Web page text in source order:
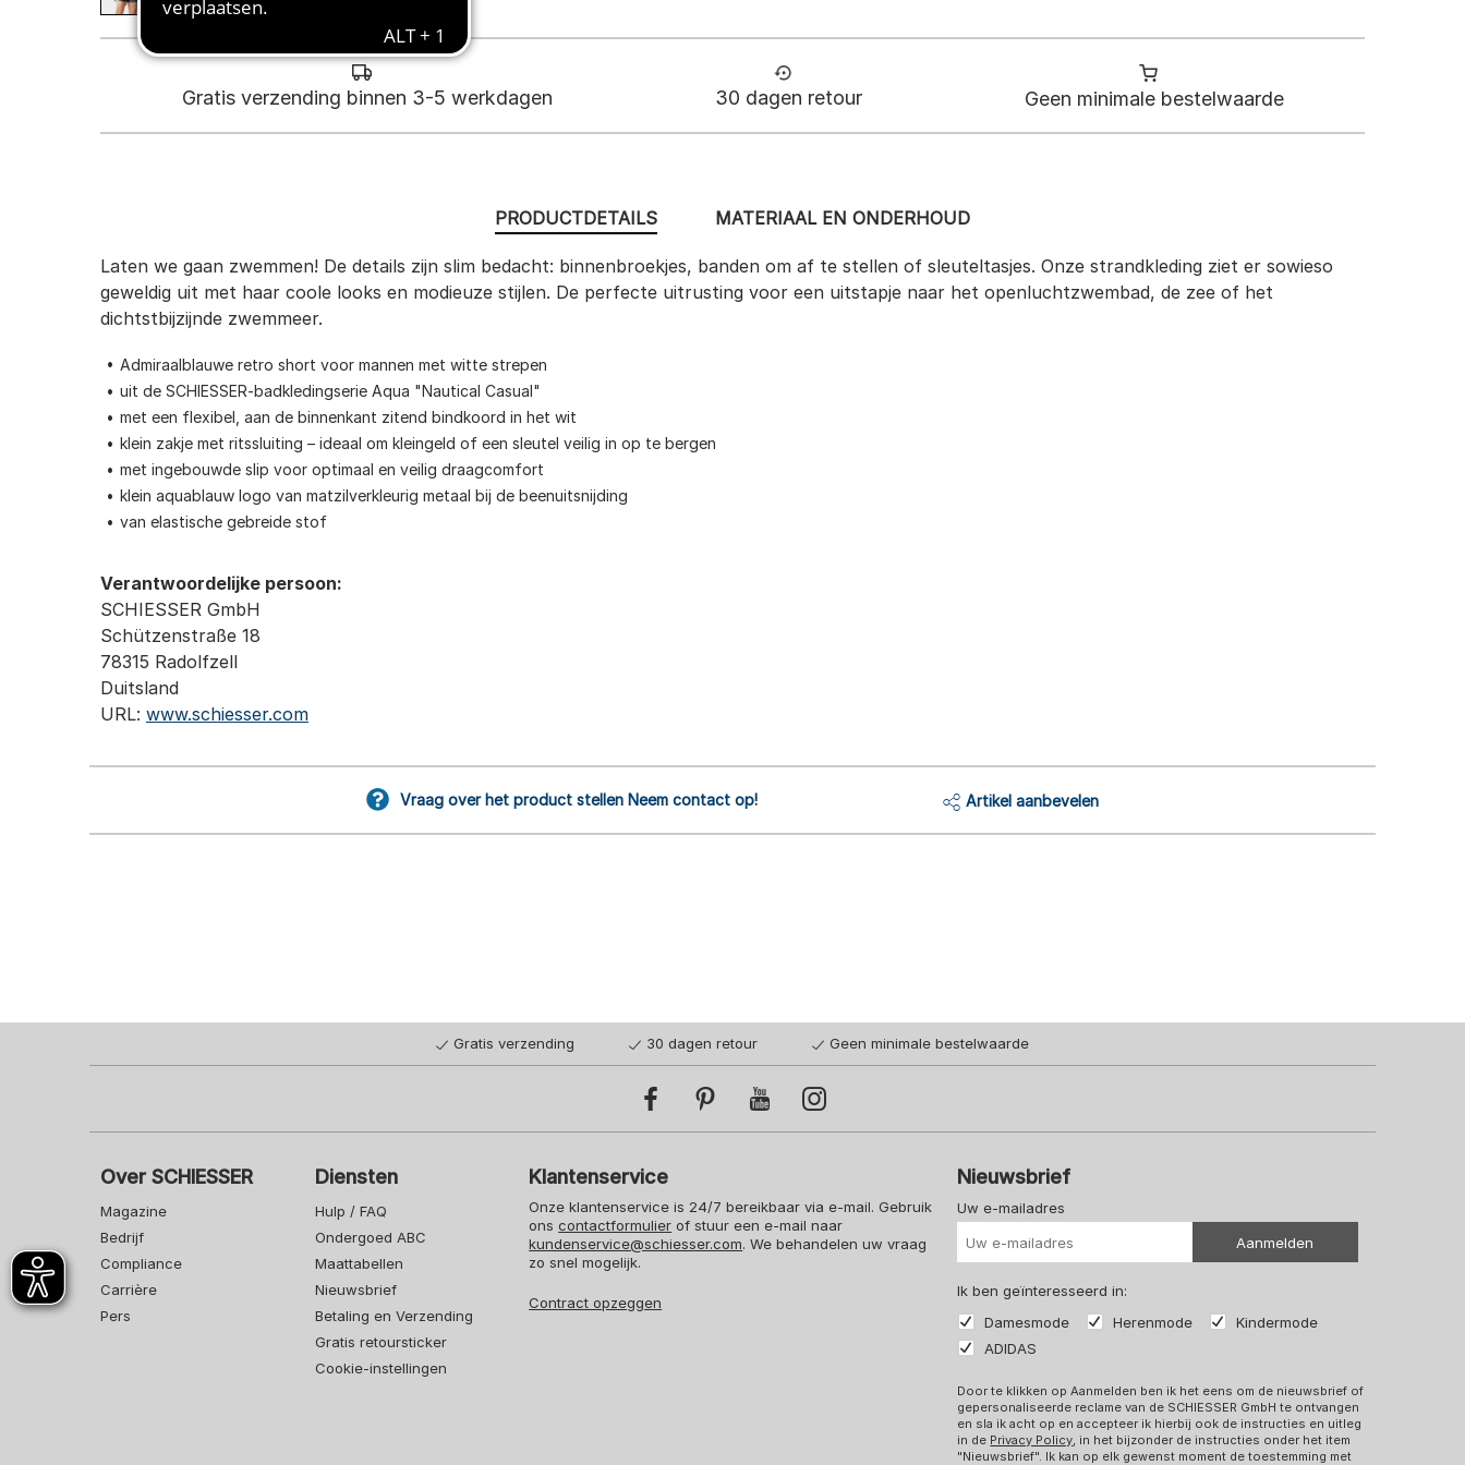
Gratis verzending binnen 3-5 werkdagen 30 dagen retour Geen minimale bestelwaarde
PRODUCTDETAILS
Laten we gaan zwemmen! De details zijn slim bedacht: binnenbroekjes, banden om af te stellen of sleuteltasjes. Onze strandkleding ziet er sowieso
geweldig uit met haar coole looks en modieuze stijlen. De perfecte uitrusting voor een uitstapje naar het openluchtzwembad, de zee of het
dichtstbijzijnde zwemmeer.
Admiraalblauwe retro short voor mannen met witte strepen
uit de SCHIESSER-badkledingserie Aqua "Nautical Casual"
met een flexibel, aan de binnenkant zitend bindkoord in het wit
klein zakje met ritssluiting – ideaal om kleingeld of een sleutel veilig in op te bergen
met ingebouwde slip voor optimaal en veilig draagcomfort
klein aquablauw logo van matzilverkleurig metaal bij de beenuitsnijding
van elastische gebreide stof
Verantwoordelijke persoon:
SCHIESSER GmbH
Schützenstraße 18
78315 Radolfzell
Duitsland
URL: www.schiesser.com
MATERIAAL EN ONDERHOUD
Vraag over het product stellen Neem contact op! Artikel aanbevelen
Gratis verzending 30 dagen retour Geen minimale bestelwaarde
Over SCHIESSER
Magazine
Bedrijf
Compliance
Carrière
Pers
Diensten
Hulp / FAQ
Ondergoed ABC
Maattabellen
Nieuwsbrief
Betaling en Verzending
Gratis retoursticker
Cookie-instellingen
Klantenservice
Onze klantenservice is 24/7 bereikbaar via e-mail. Gebruik
onscontactformulier of stuur een e-mail naar
kundenservice@schiesser.com. We behandelen uw vraag
zo snel mogelijk.
Contract opzeggen
Nieuwsbrief
Uw e-mailadres
Aanmelden
Ik ben geïnteresseerd in:
Damesmode
Herenmode
Kindermode
ADIDAS
Door te klikken op Aanmelden ben ik het eens om de nieuwsbrief of
gepersonaliseerde reclame van de SCHIESSER GmbH te ontvangen
en sla ik acht op en accepteer ik hierbij ook de instructies en uitleg
in de Privacy Policy, in het bijzonder de instructies onder het item
"Nieuwsbrief". Ik kan op elk gewenst moment de toestemming met